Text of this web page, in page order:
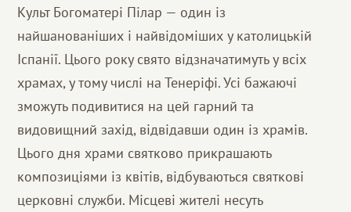
Культ Богоматері Пілар — один із
найшанованіших і найвідоміших у католицькій
Іспанії. Цього року свято відзначатимуть у всіх
храмах, у тому числі на Тенеріфі. Усі бажаючі
зможуть подивитися на цей гарний та
видовищний захід, відвідавши один із храмів.
Цього дня храми святково прикрашають
композиціями із квітів, відбуваються святкові
церковні служби. Місцеві жителі несуть